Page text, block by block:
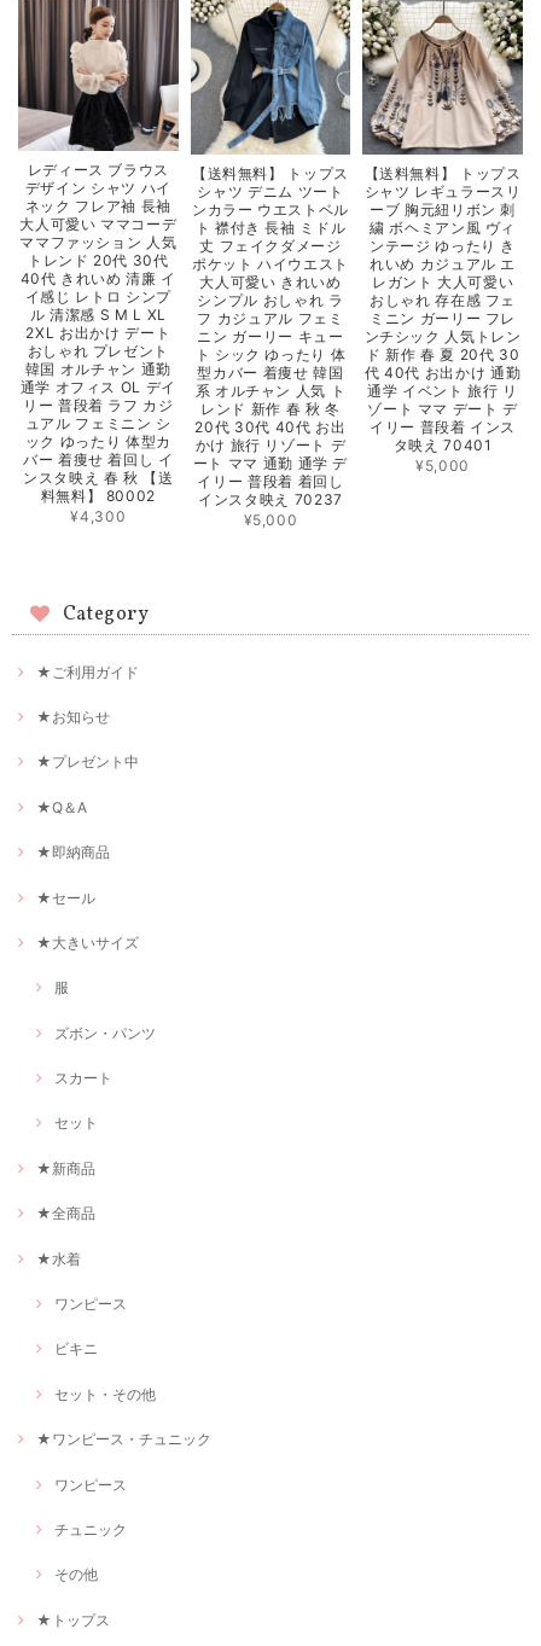
レディース ブラウス
デザイン シャツ ハイ
ネック フレア袖 長袖
大人可愛い ママコーデ
ママファッション 人気
トレンド 20代 30代
40代 きれいめ 清廉 イ
イ感じ レトロ シンプ
ル 清潔感 S M L XL
2XL お出かけ デート
おしゃれ プレゼント
韓国 オルチャン 通勤
通学 オフィス OL デイ
リー 普段着 ラフ カジ
ュアル フェミニン シ
ック ゆったり 体型カ
バー 着痩せ 着回し イ
ンスタ映え 春 秋 【送
料無料】 80002
¥4,300
【送料無料】 トップス
シャツ デニム ツート
ンカラー ウエストベル
ト 襟付き 長袖 ミドル
丈 フェイクダメージ
ポケット ハイウエスト
大人可愛い きれいめ
シンプル おしゃれ ラ
フ カジュアル フェミ
ニン ガーリー キュー
ト シック ゆったり 体
型カバー 着痩せ 韓国
系 オルチャン 人気 ト
レンド 新作 春 秋 冬
20代 30代 40代 お出
かけ 旅行 リゾート デ
ート ママ 通勤 通学 デ
イリー 普段着 着回し
インスタ映え 70237
¥5,000
【送料無料】 トップス
シャツ レギュラースリ
ーブ 胸元紐リボン 刺
繍 ボヘミアン風 ヴィ
ンテージ ゆったり き
れいめ カジュアル エ
レガント 大人可愛い
おしゃれ 存在感 フェ
ミニン ガーリー フレ
ンチシック 人気トレン
ド 新作 春 夏 20代 30
代 40代 お出かけ 通勤
通学 イベント 旅行 リ
ゾート ママ デート デ
イリー 普段着 インス
タ映え 70401
¥5,000
Category
★ご利用ガイド
★お知らせ
★プレゼント中
★Q＆A
★即納商品
★セール
★大きいサイズ
服
ズボン・パンツ
スカート
セット
★新商品
★全商品
★水着
ワンピース
ビキニ
セット・その他
★ワンピース・チュニック
ワンピース
チュニック
その他
★トップス